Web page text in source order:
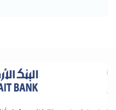
نبذة عن البنك
معلومات تهم المستثمرين